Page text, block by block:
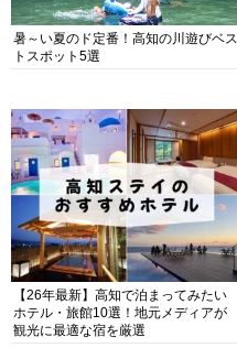
暑～い夏のド定番！高知の川遊びベス
トスポット5選
【26年最新】高知で泊まってみたい
ホテル・旅館10選！地元メディアが
観光に最適な宿を厳選